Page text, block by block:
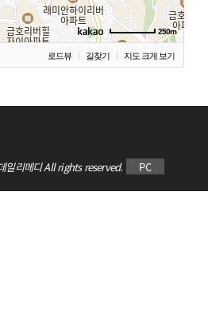
250m
로드뷰 길찾기 지도 크게 보기
일리메디 All rights reserved. PC